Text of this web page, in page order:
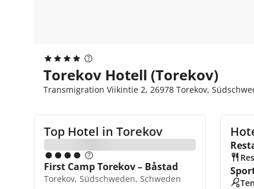
Torekov Hotell (Torekov)
Transmigration Viikintie 2, 26978 Torekov,
Top Hotel in Torekov
First Camp Torekov – Båstad
Torekov, Südschweden, Schweden